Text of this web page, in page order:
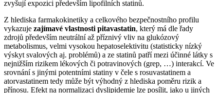
zvyšují expozici především lipofilních statinů.
Z hlediska farmakokinetiky a celkového bezpečnostního profilu
vykazuje zajímavé vlastnosti pitavastatin, který má dle řady
zdrojů především neutrální až příznivý vliv na glukózový
metabolismus, velmi vysokou hepatoselektivitu (statisticky nízký
výskyt svalových aj. problémů) a ze statinů patří mezi účinné látky s
nejnižším rizikem lékových či potravinových (grep, …) interakcí. Ve
srovnání s jinými potentními statiny v čele s rosuvastatinem a
atorvastatinem tedy může být výhodný z hlediska poměru rizik a
přínosu. Efekt na normalizaci dyslipidemie lze posílit, jako u jiných